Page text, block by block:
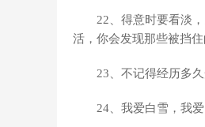
22、得意时要看淡
活，你会发现那些被挡
23、不记得经历多
24、我爱白雪，我